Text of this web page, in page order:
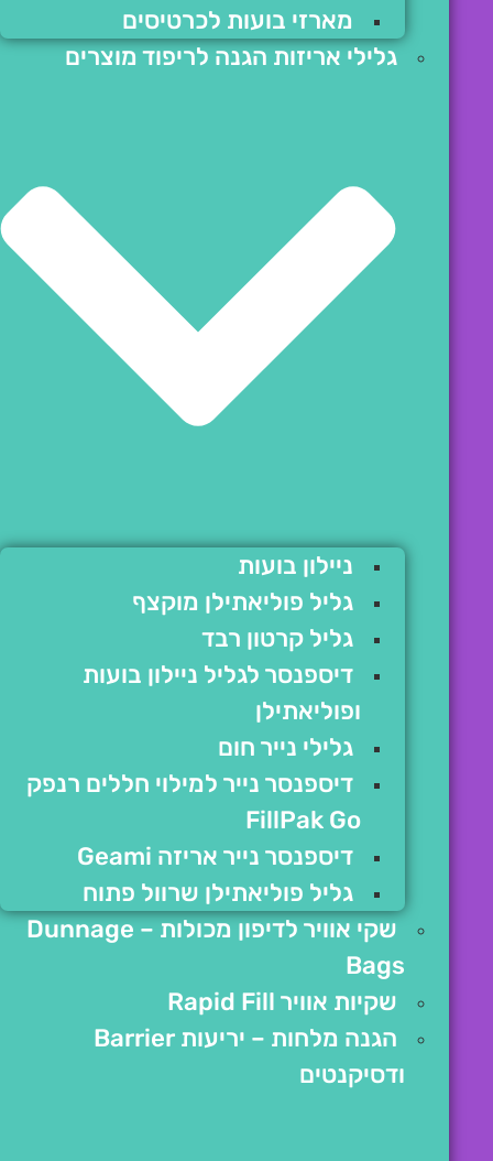
מארזי בועות לכרטיסים
גלילי אריזות הגנה לריפוד מוצרים
ניילון בועות
גליל פוליאתילן מוקצף
גליל קרטון רבד
דיספנסר לגליל ניילון בועות
ופוליאתילן
גלילי נייר חום
דיספנסר נייר למילוי חללים רנפק
FillPak Go
דיספנסר נייר אריזה Geami
גליל פוליאתילן שרוול פתוח
שקי אוויר לדיפון מכולות – Dunnage
Bags
שקיות אוויר Rapid Fill
הגנה מלחות – יריעות Barrier
ודסיקנטים